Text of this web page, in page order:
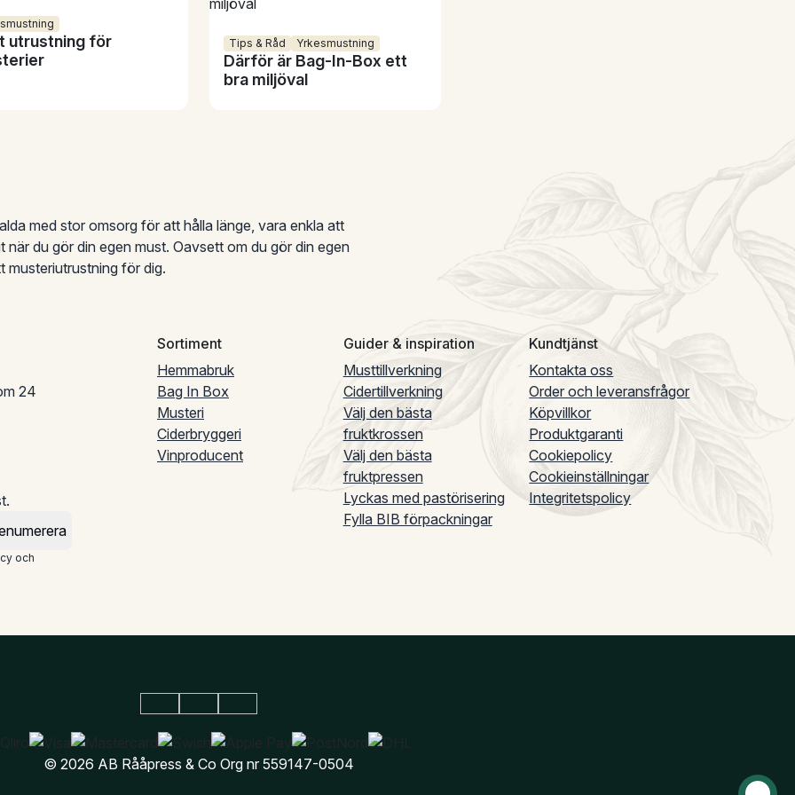
utrustning för
Tips & Råd Yrkesmustning
Därför är Bag-In-Box ett
bra miljöval
med stor omsorg för att hålla länge, vara enkla att
du gör din egen must. Oavsett om du gör din egen
musteriutrustning för dig.
24
och
Sortiment
Hemmabruk
Bag In Box
Musteri
Ciderbryggeri
Vinproducent
Guider & inspiration
Musttillverkning
Cidertillverkning
Välj den bästa
fruktkrossen
Välj den bästa
fruktpressen
Lyckas med pastörisering
Fylla BIB förpackningar
Kundtjänst
Kontakta oss
Order och leveransfrågor
Köpvillkor
Produktgaranti
Cookiepolicy
Cookieinställningar
Integritetspolicy
© 2026 AB Rååpress & Co Org nr 559147-0504